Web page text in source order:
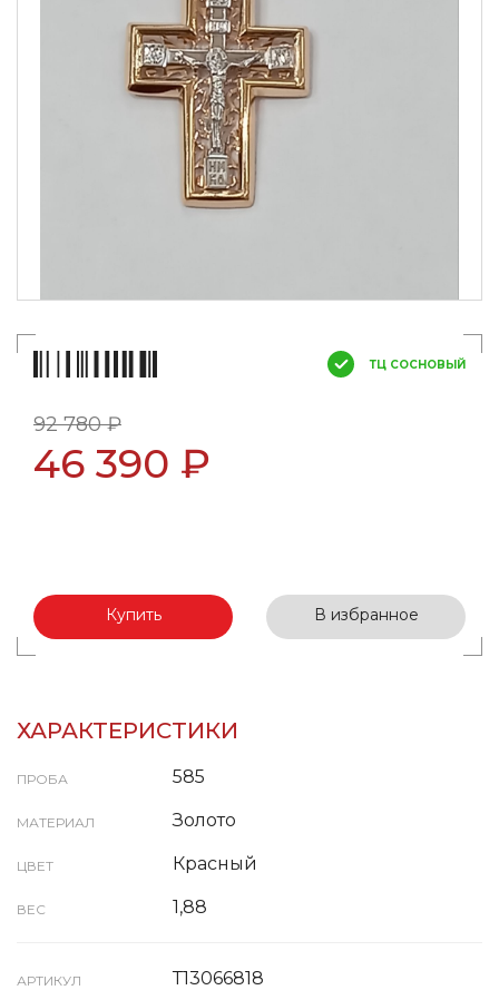
ТЦ СОСНОВЫЙ
92 780 ₽
46 390 ₽
Купить В избранное
ХАРАКТЕРИСТИКИ
ПРОБА 585
МАТЕРИАЛ Золото
ЦВЕТ Красный
ВЕС 1,88
АРТИКУЛ Т13066818